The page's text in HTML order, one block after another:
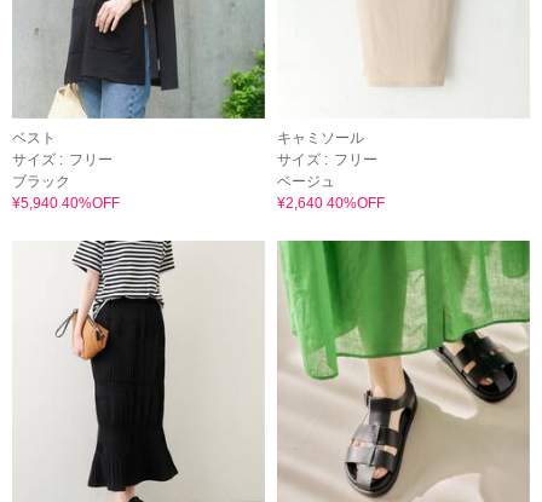
ベスト
サイズ : フリー
ブラック
¥5,940 40%OFF
キャミソール
サイズ : フリー
ベージュ
¥2,640 40%OFF